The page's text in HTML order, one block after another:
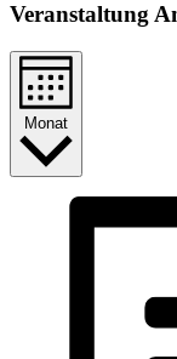
Veranstaltung
Monat